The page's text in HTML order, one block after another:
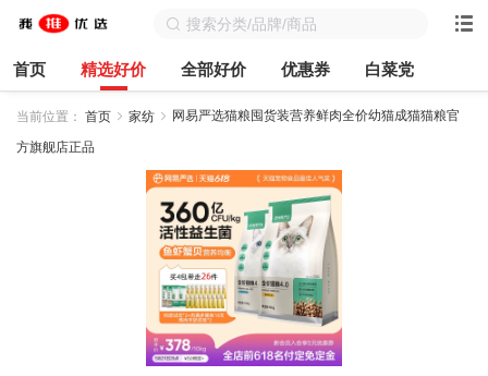
首页 精选好价 全部好价 优惠券 白菜党
当前位置： 首页 家纺 网易严选猫粮囤货装营养鲜肉全价幼猫成猫猫粮官
方旗舰店正品